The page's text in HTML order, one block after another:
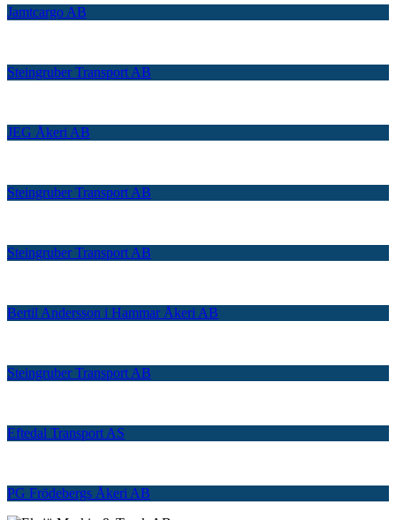
Jamtcargo AB
Steingruber Transport AB
JEG Åkeri AB
Steingruber Transport AB
Steingruber Transport AB
Bertil Andersson i Hammar Åkeri AB
Steingruber Transport AB
Eftedal Transport AS
PG Frödebergs Åkeri AB